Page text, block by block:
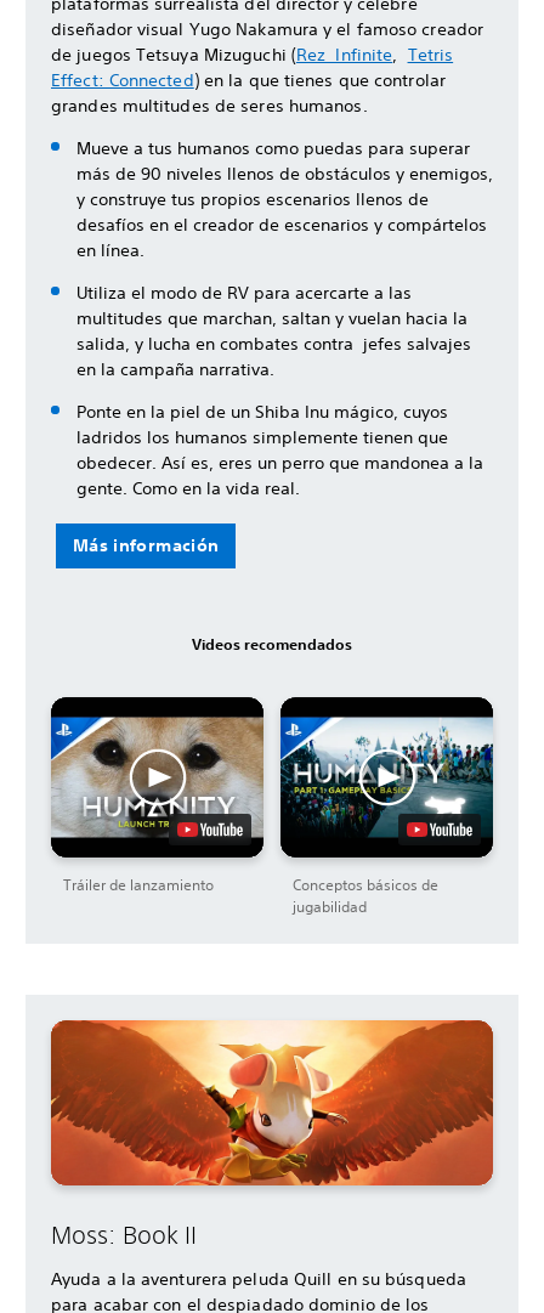
diseñador visual Yugo Nakamura y el famoso creador
de juegos Tetsuya Mizuguchi (Rez Infinite, Tetris
Effect: Connected) en la que tienes que controlar
grandes multitudes de seres humanos.
Mueve a tus humanos como puedas para superar
más de 90 niveles llenos de obstáculos y enemigos,
y construye tus propios escenarios llenos de
desafíos en el creador de escenarios y compártelos
en línea.
Utiliza el modo de RV para acercarte a las
multitudes que marchan, saltan y vuelan hacia la
salida, y lucha en combates contra jefes salvajes
en la campaña narrativa.
Ponte en la piel de un Shiba Inu mágico, cuyos
ladridos los humanos simplemente tienen que
obedecer. Así es, eres un perro que mandonea a la
gente. Como en la vida real.
Más información
Videos recomendados
Tráiler de lanzamiento
Conceptos básicos de
jugabilidad
Moss: Book II
Ayuda a la aventurera peluda Quill en su búsqueda
para acabar con el despiadado dominio de los